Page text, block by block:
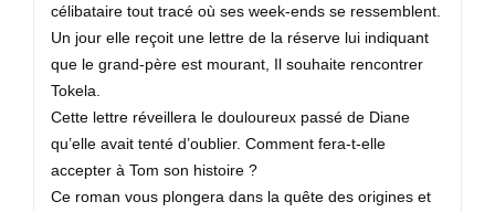
célibataire tout tracé où ses week-ends se ressemblent.
Un jour elle reçoit une lettre de la réserve lui indiquant
que le grand-père est mourant, Il souhaite rencontrer
Tokela.
Cette lettre réveillera le douloureux passé de Diane
qu’elle avait tenté d’oublier. Comment fera-t-elle
accepter à Tom son histoire ?
Ce roman vous plongera dans la quête des origines et